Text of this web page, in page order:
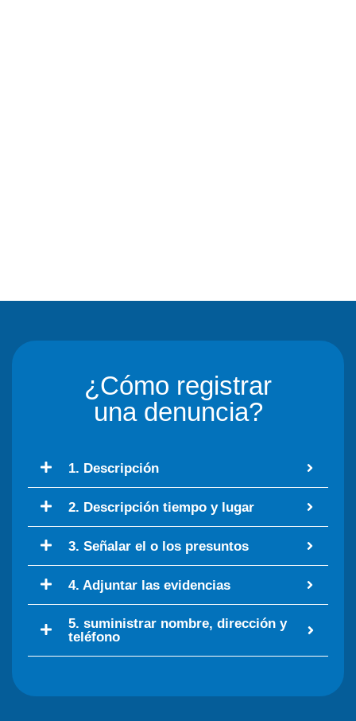
¿Cómo registrar
una denuncia?
1. Descripción
2. Descripción tiempo y lugar
3. Señalar el o los presuntos
4. Adjuntar las evidencias
5. suministrar nombre, dirección y
teléfono